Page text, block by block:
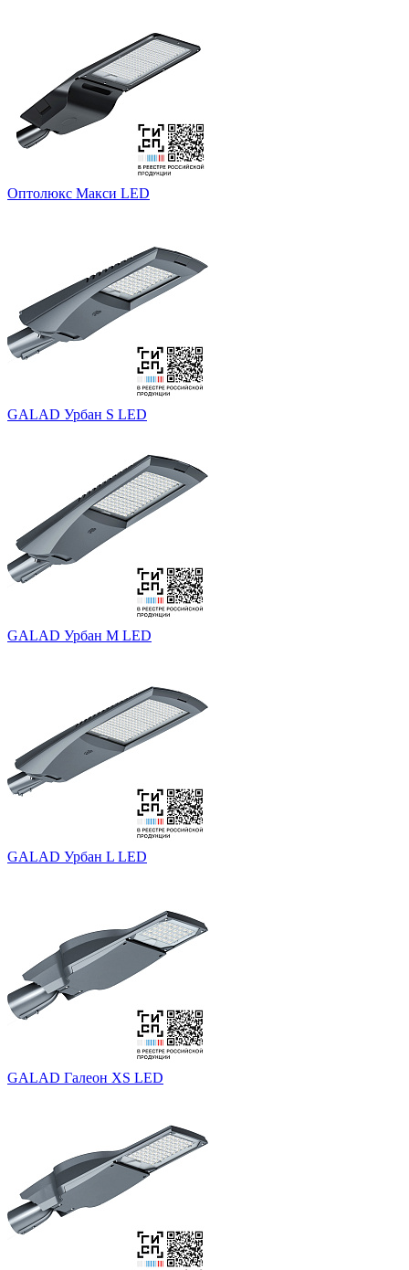
Оптолюкс Макси LED
GALAD Урбан S LED
GALAD Урбан M LED
GALAD Урбан L LED
GALAD Галеон XS LED